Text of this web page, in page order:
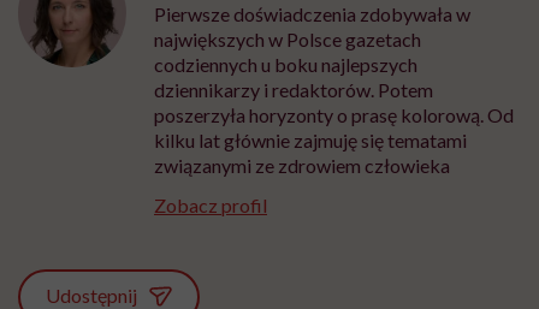
Pierwsze doświadczenia zdobywała w
największych w Polsce gazetach
codziennych u boku najlepszych
dziennikarzy i redaktorów. Potem
poszerzyła horyzonty o prasę kolorową. Od
kilku lat głównie zajmuję się tematami
związanymi ze zdrowiem człowieka
Zobacz profil
Udostępnij